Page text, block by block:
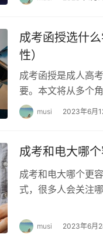
成考函授选什
性）
成考函授是成人高
要。本文将从多个
何选择合适的学校
musi 2023年6月
成考和电大哪
成考和电大哪个更
式，很多人会关注
musi 2023年6月